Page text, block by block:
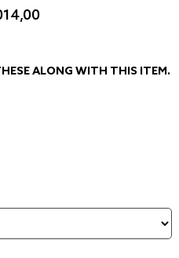
ALONG WITH THIS ITEM.